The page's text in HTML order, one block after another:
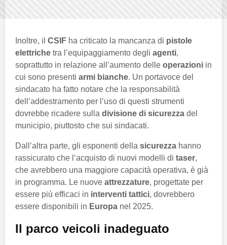
Inoltre, il CSIF ha criticato la mancanza di pistole
elettriche tra l’equipaggiamento degli agenti,
soprattutto in relazione all’aumento delle operazioni in
cui sono presenti armi bianche. Un portavoce del
sindacato ha fatto notare che la responsabilità
dell’addestramento per l’uso di questi strumenti
dovrebbe ricadere sulla divisione di sicurezza del
municipio, piuttosto che sui sindacati.
Dall’altra parte, gli esponenti della sicurezza hanno
rassicurato che l’acquisto di nuovi modelli di taser,
che avrebbero una maggiore capacità operativa, è già
in programma. Le nuove attrezzature, progettate per
essere più efficaci in interventi tattici, dovrebbero
essere disponibili in Europa nel 2025.
Il parco veicoli inadeguato